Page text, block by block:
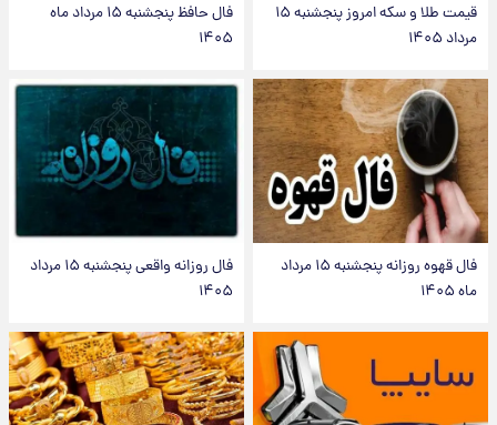
قیمت طلا و سکه امروز پنجشنبه ۱۵
مرداد ۱۴۰۵
فال حافظ پنجشنبه ۱۵ مرداد ماه
۱۴۰۵
فال قهوه روزانه پنجشنبه ۱۵ مرداد
ماه ۱۴۰۵
فال روزانه واقعی پنجشنبه ۱۵ مرداد
۱۴۰۵